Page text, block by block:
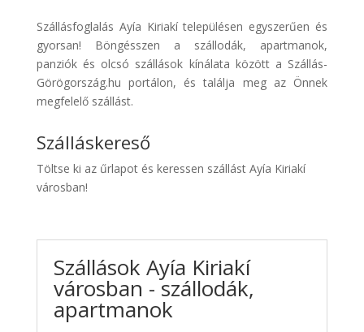
Discover
Cars
Transzfer
Kiwi
Taxi
Szállásfoglalás Ayía Kiriakí településen egyszerűen és
gyorsan! Böngésszen a szállodák, apartmanok,
panziók és olcsó szállások kínálata között a Szállás-
Görögország.hu portálon, és találja meg az Önnek
megfelelő szállást.
Szálláskereső
Töltse ki az űrlapot és keressen szállást Ayía Kiriakí
városban!
Szállások Ayía Kiriakí
városban - szállodák,
apartmanok